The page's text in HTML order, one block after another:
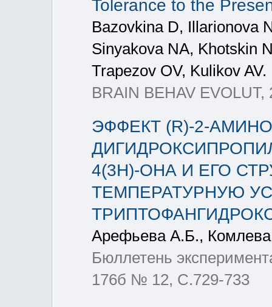
Tolerance to the
Bazovkina D, Illarionova
Sinyakova NA, Khotskin
Trapezov OV, Kulikov AV.
BRAIN BEHAV EVOLUT,
ЭФФЕКТ (R)-2-
4(3H)-ОНА И ЕГО
ТЕМПЕРАТУРНУЮ
Арефьева А.Б.,
Бюллетень
176б № 12, С.729-733